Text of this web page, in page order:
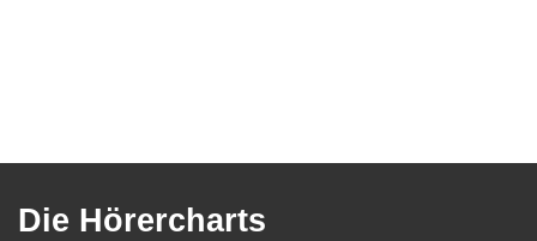
Die Hörercharts